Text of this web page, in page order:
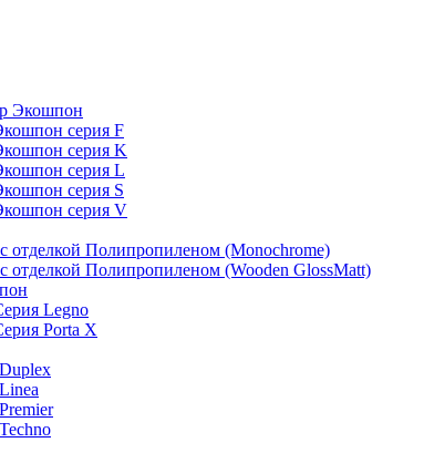
Экошпон
серия F
серия K
серия L
серия S
серия V
отделкой Полипропиленом (Monochrome)
отделкой Полипропиленом (Wooden GlossMatt)
Legno
Porta X